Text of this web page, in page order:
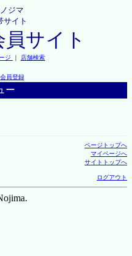
ジマ
サイト
サイト
ジ ｜ 店舗検索
会員登録
ー
ページトップへ
マイページへ
サイトトップへ
ログアウト